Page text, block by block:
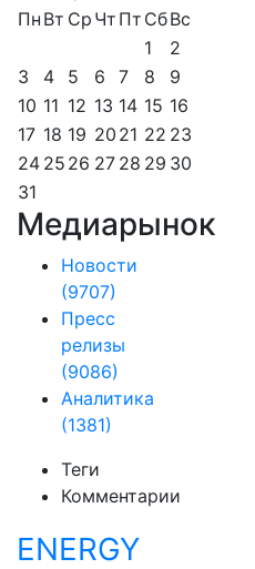
Пн Вт Ср Чт Пт СбВс
1
2
3
4 5 6 7 8
9
10 11 12 13 14 15 16
17 18 19 20 21 22 23
24 25 26 27 28 29 30
31
Медиарынок
Новости
(9707)
Пресс
релизы
(9086)
Аналитика
(1381)
Теги
Комментарии
ENERGY